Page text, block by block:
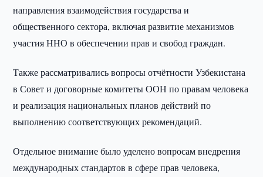
направления взаимодействия государства и
общественного сектора, включая развитие механизмов
участия ННО в обеспечении прав и свобод граждан.
Также рассматривались вопросы отчётности Узбекистана
в Совет и договорные комитеты ООН по правам человека
и реализация национальных планов действий по
выполнению соответствующих рекомендаций.
Отдельное внимание было уделено вопросам внедрения
международных стандартов в сфере прав человека,